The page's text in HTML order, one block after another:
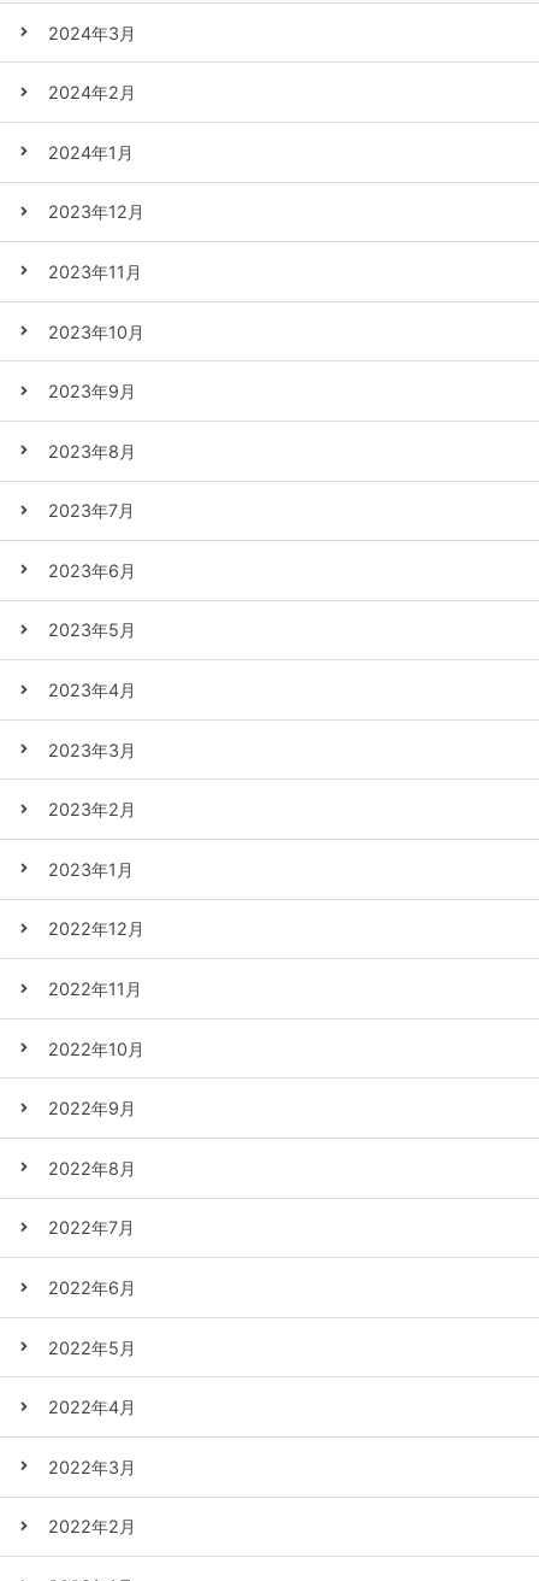
2024年3月
2024年2月
2024年1月
2023年12月
2023年11月
2023年10月
2023年9月
2023年8月
2023年7月
2023年6月
2023年5月
2023年4月
2023年3月
2023年2月
2023年1月
2022年12月
2022年11月
2022年10月
2022年9月
2022年8月
2022年7月
2022年6月
2022年5月
2022年4月
2022年3月
2022年2月